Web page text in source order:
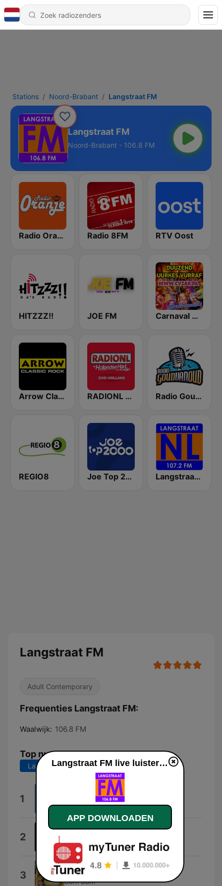
Stations Noord-Brabant Langstraat FM
Langstraat FM
Noord-Brabant - 106.8 FM
Radio Oranje Radio 8FM RTV Oost
HITZZZ!! JOE FM Carnaval Radio cvZAK.nl
Arrow Classic Rock RADIONL Editie Zuid Holland Radio Goud Van Oud
REGIO8 Joe Top 2000 Langstraat NL
Langstraat FM
Adult Contemporary
Frequenties Langstraat FM:
Waalwijk: 106.8 FM
Top nummers
Laatste 7 dagen Laatste 30 dagen
1 Wakker voor de Wekker
Marc Pop
2 Kingdom of Fear
East Cameron Folkcore
3 Bam Bam
Bam Bam
Langstraat FM live luisteren
APP DOWNLOADEN